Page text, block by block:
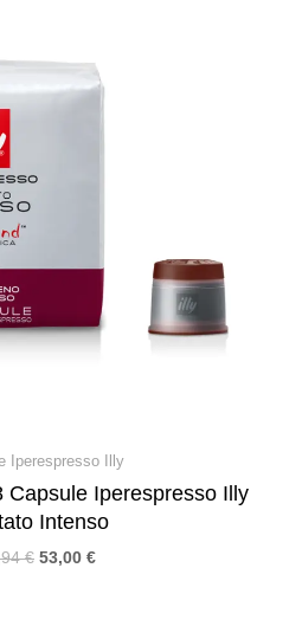
Iperespresso Illy
Capsule Iperespresso Illy
Intenso
€ 53,00 €